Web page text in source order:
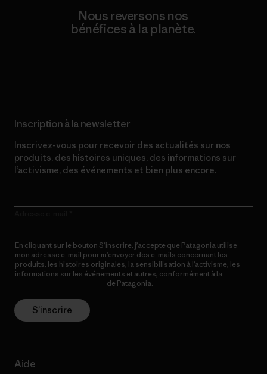
Nous reversons nos
bénéfices à la planète.
Inscription à la newsletter
Inscrivez-vous pour recevoir des actualités sur nos
produits, des histoires uniques, des informations sur
l’activisme, des événements et bien plus encore.
En cliquant sur le bouton S’inscrire, j’accepte que Patagonia utilise
mon adresse e-mail pour m’envoyer des e-mails concernant les
produits, les histoires originales, la sensibilisation à l’activisme, les
informations sur les événements et autres, conformément à la
de Patagonia.
S’inscrire
Aide